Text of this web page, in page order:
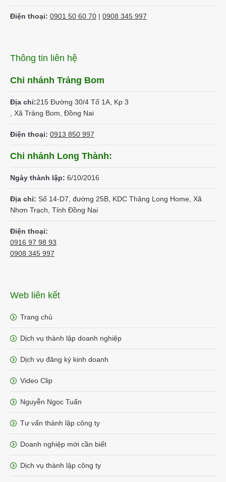
Điện thoại: 0901 50 60 70 | 0908 345 997
Thông tin liên hệ
Chi nhánh Trảng Bom
Địa chỉ:215 Đường 30/4 Tổ 1A, Kp 3
, Xã Trảng Bom, Đồng Nai
Điện thoại: 0913 850 997
Chi nhánh Long Thành:
Ngày thành lập: 6/10/2016
Địa chỉ: Số 14-D7, đường 25B, KDC Thăng Long Home, Xã
Nhơn Trạch, Tỉnh Đồng Nai
Điện thoại:
0916 97 98 93
0908 345 997
Web liên kết
Trang chủ
Dịch vụ thành lập doanh nghiệp
Dịch vụ đăng ký kinh doanh
Video Clip
Nguyễn Ngọc Tuấn
Tư vấn thành lập công ty
Doanh nghiệp mới cần biết
Dịch vụ thành lập công ty